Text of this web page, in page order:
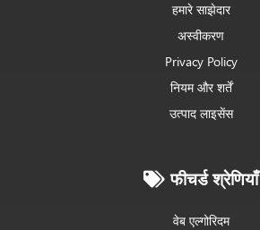
हमारे साझेदार
अस्वीकरण
Privacy Policy
नियम और शर्तें
उत्पाद लाइसेंस
फीचर्ड श्रेणियाँ
वेब एल्गोरिदम